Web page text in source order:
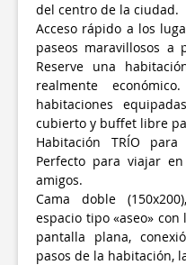
del centro de la ciudad.
Acceso rápido a los
paseos maravillosos
Reserve una
realmente
habitaciones
cubierto y buffet libre
Habitación TRÍO
Perfecto para viajar
amigos.
Cama doble
espacio tipo «aseo»
pantalla plana,
pasos de la habitación,